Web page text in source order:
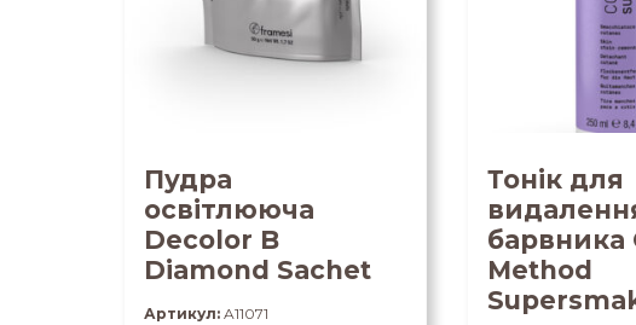
Пудра
освітлююча
Decolor B
Diamond Sachet
Артикул: A11071
Тонік для
барвника
Method